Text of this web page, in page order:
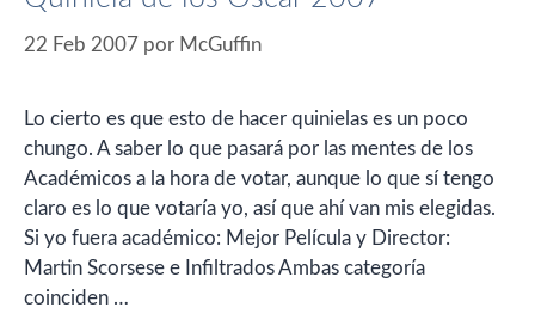
22 Feb 2007 por McGuffin
Lo cierto es que esto de hacer quinielas es un poco
chungo. A saber lo que pasará por las mentes de los
Académicos a la hora de votar, aunque lo que sí tengo
claro es lo que votaría yo, así que ahí van mis elegidas.
Si yo fuera académico: Mejor Película y Director:
Martin Scorsese e Infiltrados Ambas categoría
coinciden …